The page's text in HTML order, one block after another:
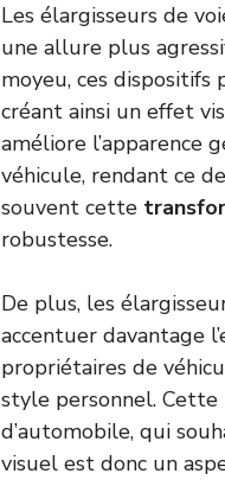
Les élargisseurs de
une allure plus
moyeu, ces
créant ainsi un effet
améliore l’apparence
véhicule, rendant ce
souvent cette
robustesse.
De plus, les
accentuer davantage
propriétaires de
style personnel. Cette
d’automobile, qui
visuel est donc un